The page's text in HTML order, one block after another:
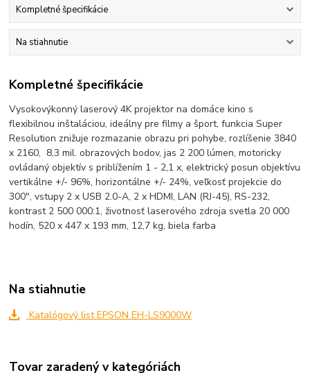
Kompletné špecifikácie
Na stiahnutie
Kompletné špecifikácie
Vysokovýkonný laserový 4K projektor na domáce kino s
flexibilnou inštaláciou, ideálny pre filmy a šport, funkcia Super
Resolution znižuje rozmazanie obrazu pri pohybe, rozlíšenie 3840
x 2160, 8,3 mil. obrazových bodov, jas 2 200 lúmen, motoricky
ovládaný objektív s priblížením 1 - 2,1 x, elektrický posun objektívu
vertikálne +/- 96%, horizontálne +/- 24%, veľkosť projekcie do
300", vstupy 2 x USB 2.0-A, 2 x HDMI, LAN (RJ-45), RS-232,
kontrast 2 500 000:1, životnosť laserového zdroja svetla 20 000
hodín, 520 x 447 x 193 mm, 12,7 kg, biela farba
Na stiahnutie
Katalógový list EPSON EH-LS9000W
Tovar zaradený v kategóriách